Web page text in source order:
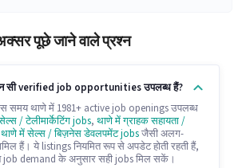
पूछे जाने वाले प्रश्न
सी verified job opportunities उपलब्ध हैं?
समय थाणे में 1981+ active job openings उपलब्ध
/ टेलीमार्केटिंग jobs, थाणे में ग्राहक सहायता /
थाणे में सेल्स / बिज़नेस डेवलपमेंट jobsजैसी अलग-
हैं। ये listings नियमित रूप से अपडेट होती रहती हैं,
job demand के अनुसार सही jobs मिल सकें।